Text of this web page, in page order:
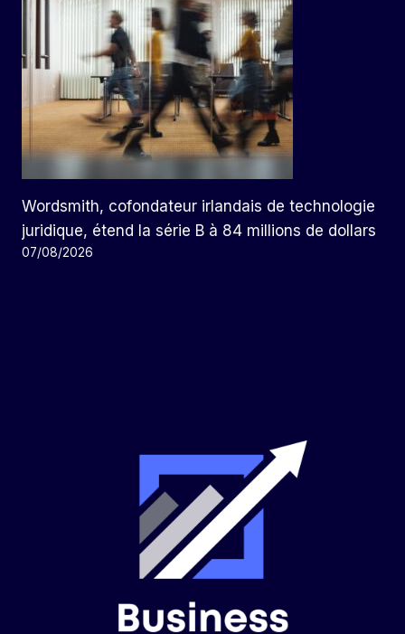
Wordsmith, cofondateur irlandais de technologie
juridique, étend la série B à 84 millions de dollars
07/08/2026